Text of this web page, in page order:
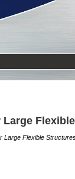
Large Flexible